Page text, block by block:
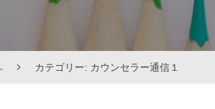
カテゴリー: カウンセラー通信１